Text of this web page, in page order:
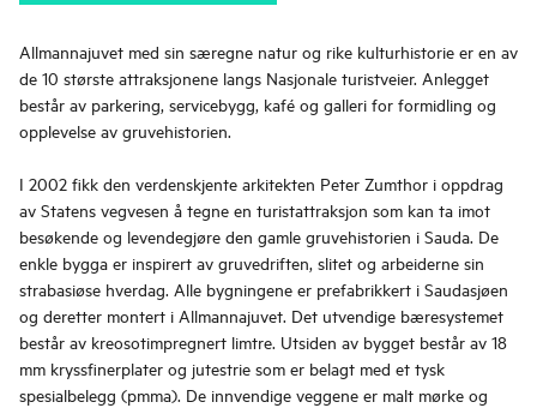
Allmannajuvet med sin særegne natur og rike kulturhistorie er en av
de 10 største attraksjonene langs Nasjonale turistveier. Anlegget
består av parkering, servicebygg, kafé og galleri for formidling og
opplevelse av gruvehistorien.
I 2002 fikk den verdenskjente arkitekten Peter Zumthor i oppdrag
av Statens vegvesen å tegne en turistattraksjon som kan ta imot
besøkende og levendegjøre den gamle gruvehistorien i Sauda. De
enkle bygga er inspirert av gruvedriften, slitet og arbeiderne sin
strabasiøse hverdag. Alle bygningene er prefabrikkert i Saudasjøen
og deretter montert i Allmannajuvet. Det utvendige bæresystemet
består av kreosotimpregnert limtre. Utsiden av bygget består av 18
mm kryssfinerplater og jutestrie som er belagt med et tysk
spesialbelegg (pmma). De innvendige veggene er malt mørke og